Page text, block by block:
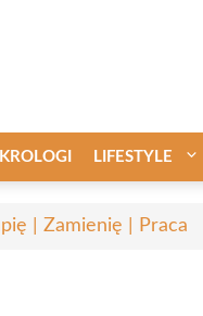
LIFESTYLE
| Zamienię | Praca